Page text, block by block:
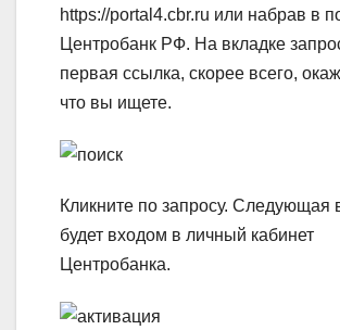
https://portal4.cbr.ru или набрав в
Центробанк РФ. На вкладке
первая ссылка, скорее всего,
что вы ищете.
Кликните по запросу. Следующая
будет входом в личный кабинет
Центробанка.